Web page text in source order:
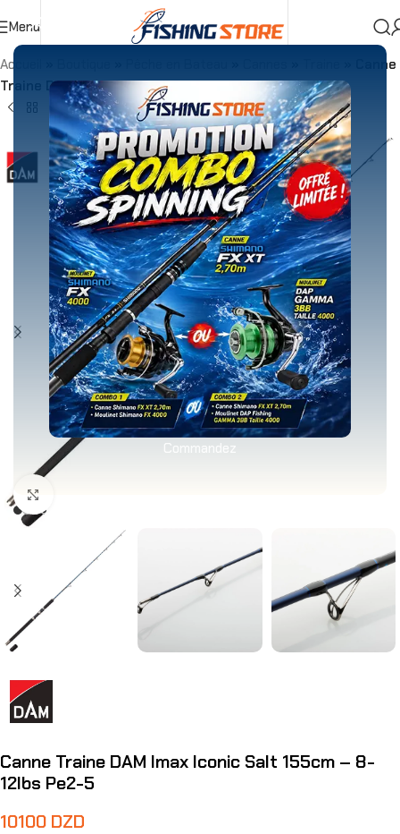
Commandez
Menu
Accueil
Canne
Traine DAM Imax Iconic Salt 155cm – 8-12lbs Pe2-5
Canne Traine DAM Imax Iconic Salt 155cm – 8-
12lbs Pe2-5
10100 DZD